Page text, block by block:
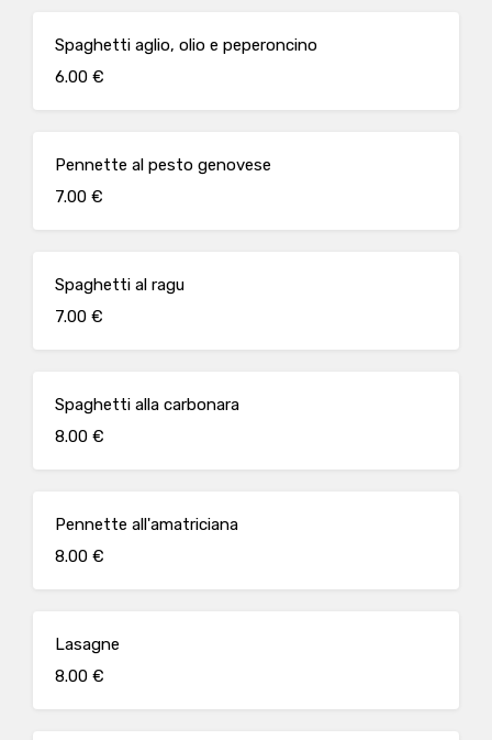
Spaghetti aglio, olio e peperoncino
6.00 €
Pennette al pesto genovese
7.00 €
Spaghetti al ragu
7.00 €
Spaghetti alla carbonara
8.00 €
Pennette all'amatriciana
8.00 €
Lasagne
8.00 €